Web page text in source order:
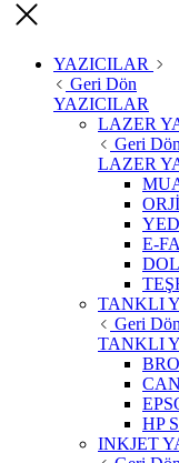
YAZICILAR
Geri Dön
YAZICILAR
LAZER
Geri
LAZER
E-
TANKLI
Geri
TANKLI
HP
INKJET